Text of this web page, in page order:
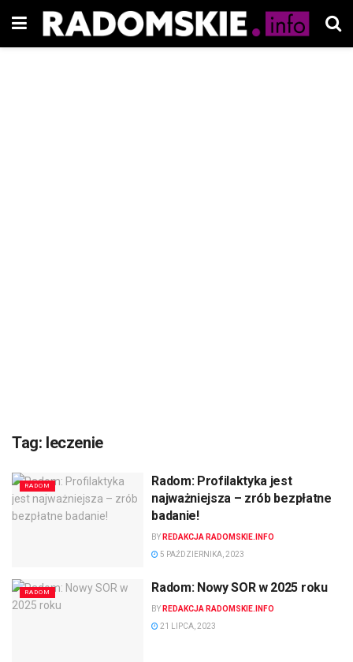
Tag: leczenie
RADOM
Radom: Profilaktyka jest
najważniejsza – zrób bezpłatne
badanie!
BY REDAKCJA RADOMSKIE.INFO
5 PAŹDZIERNIKA, 2023
RADOM Radom: Nowy SOR w 2025 roku
BY REDAKCJA RADOMSKIE.INFO
21 LIPCA, 2023